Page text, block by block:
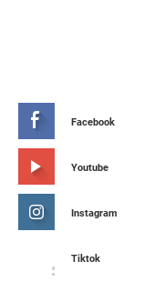
Facebook
Youtube
Instagram
Tiktok